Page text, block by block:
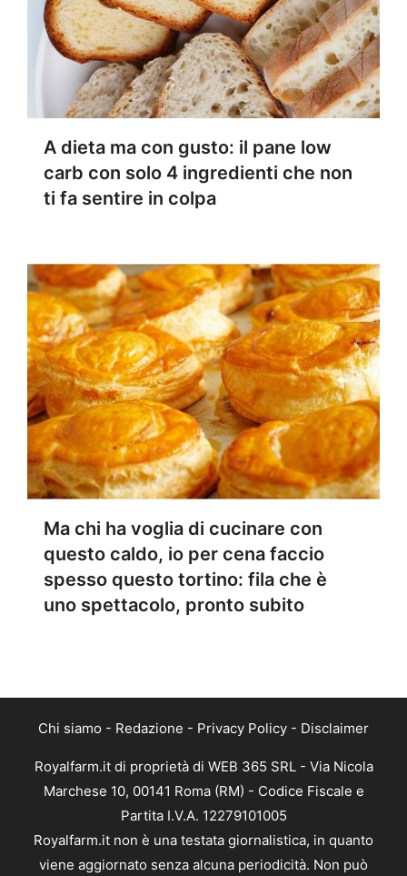
A dieta ma con gusto: il pane low
carb con solo 4 ingredienti che non
ti fa sentire in colpa
Ma chi ha voglia di cucinare con
questo caldo, io per cena faccio
spesso questo tortino: fila che è
uno spettacolo, pronto subito
Chi siamo - Redazione - Privacy Policy - Disclaimer
Royalfarm.it di proprietà di WEB 365 SRL - Via Nicola
Marchese 10, 00141 Roma (RM) - Codice Fiscale e
Partita I.V.A. 12279101005
Royalfarm.it non è una testata giornalistica, in quanto
viene aggiornato senza alcuna periodicità. Non può